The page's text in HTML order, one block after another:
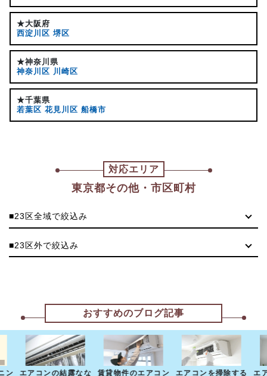
★大阪府
西淀川区 堺区
★神奈川県
神奈川区 川崎区
★千葉県
若葉区 花見川区 船橋市
対応エリア
東京都その他・市区町村
■23区全域で絞込み
■23区外で絞込み
おすすめのブログ記事
ン
エアコンの結露なな
賃貸物件のエアコン
エアコンを掃除する
エ